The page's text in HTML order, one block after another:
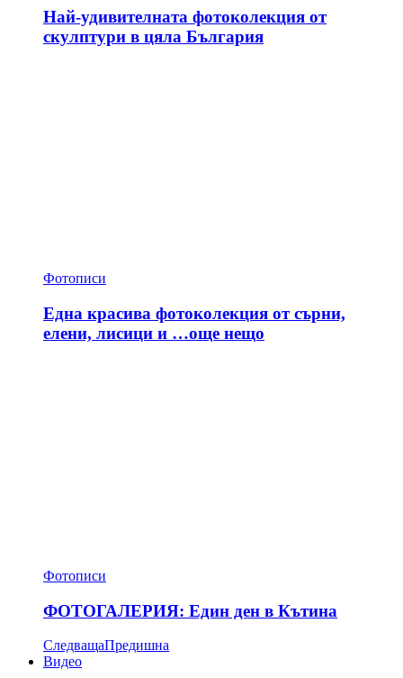
Най-удивителната фотоколекция от
скулптури в цяла България
Фотописи
Една красива фотоколекция от сърни,
елени, лисици и …още нещо
Фотописи
ФОТОГАЛЕРИЯ: Един ден в Кътина
СледващаПредишна
Видео